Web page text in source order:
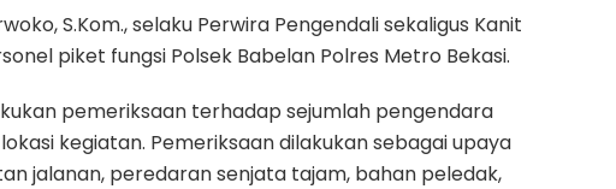
S.Kom., selaku Perwira Pengendali sekaligus Kanit
piket fungsi Polsek Babelan Polres Metro Bekasi.
pemeriksaan terhadap sejumlah pengendara
kegiatan. Pemeriksaan dilakukan sebagai upaya
jalanan, peredaran senjata tajam, bahan peledak,